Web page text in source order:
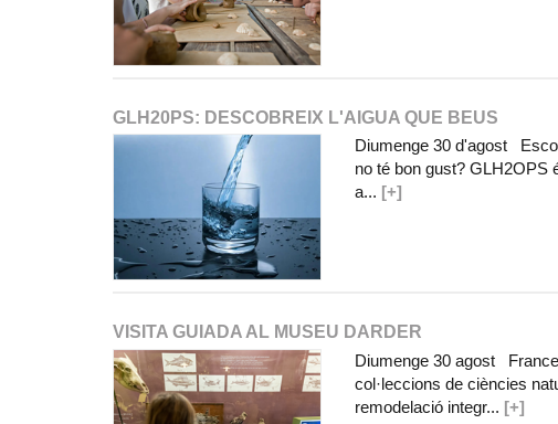
GLH20PS: DESCOBREIX L'AIGUA QUE BEUS
Diumenge 30 d'agost
no té bon gust? GLH2OPS
a... [+]
VISITA GUIADA AL MUSEU DARDER
Diumenge 30 agost
col·leccions de ciències
remodelació integr... [+]